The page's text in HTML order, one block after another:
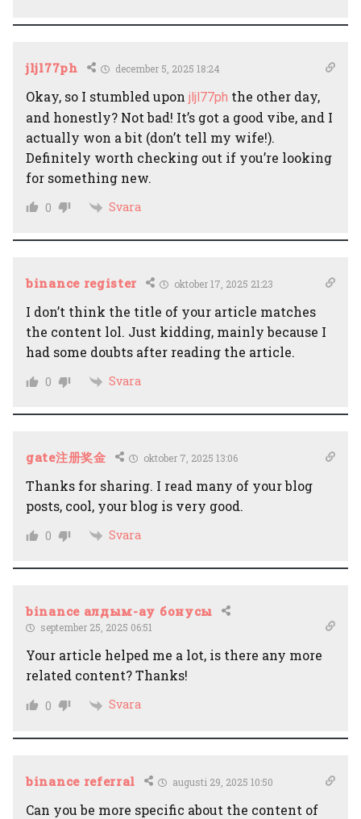
jljl77ph december 5, 2025 18:24
Okay, so I stumbled upon jljl77ph the other day,
and honestly? Not bad! It’s got a good vibe, and I
actually won a bit (don’t tell my wife!).
Definitely worth checking out if you’re looking
for something new.
0 Svara
binance register oktober 17, 2025 21:23
I don’t think the title of your article matches
the content lol. Just kidding, mainly because I
had some doubts after reading the article.
0 Svara
gate注册奖金 oktober 7, 2025 13:06
Thanks for sharing. I read many of your blog
posts, cool, your blog is very good.
0 Svara
binance алдым-ау бонусы
september 25, 2025 06:51
Your article helped me a lot, is there any more
related content? Thanks!
0 Svara
binance referral augusti 29, 2025 10:50
Can you be more specific about the content of